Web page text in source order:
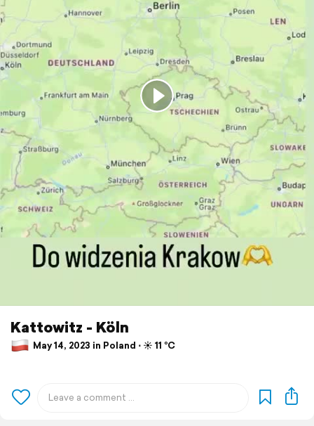
Kattowitz - Köln
May 14, 2023 in Poland ⋅ ☀️ 11 °C